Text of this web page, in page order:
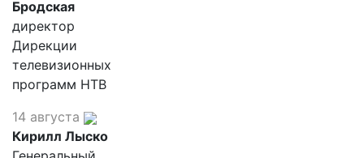
Бродская
директор
Дирекции
телевизионных
программ НТВ
14 августа
Кирилл Лыско